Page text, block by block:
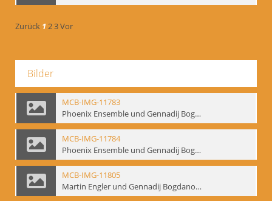
Zurück 123Vor
Bilder
MCB-IMG-11783
Phoenix Ensemble und Gennadij Bogdanow; BM-img-105-9
MCB-IMG-11784
Phoenix Ensemble und Gennadij Bogdanow; BM-img-105-10
MCB-IMG-11805
Martin Engler und Gennadij Bogdanow; BM-img-113